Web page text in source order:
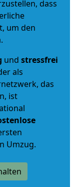
dass
um den
und stressfrei
als
das
ist
Umzug.